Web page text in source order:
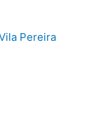
Pereira